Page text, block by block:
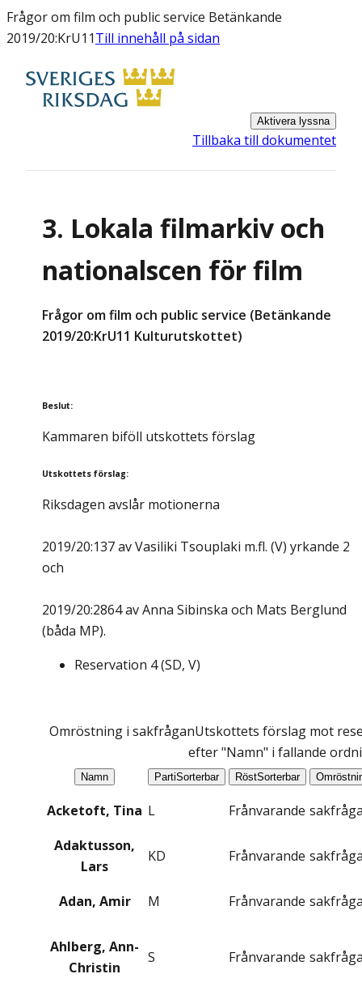
Frågor om film och public service Betänkande
2019/20:KrU11Till innehåll på sidan
Aktivera lyssna
Tillbaka till dokumentet
3. Lokala filmarkiv och
nationalscen för film
Frågor om film och public service (Betänkande
2019/20:KrU11 Kulturutskottet)
Beslut:
Kammaren biföll utskottets förslag
Utskottets förslag:
Riksdagen avslår motionerna
2019/20:137 av Vasiliki Tsouplaki m.fl. (V) yrkande 2
och
2019/20:2864 av Anna Sibinska och Mats Berglund
(båda MP).
Reservation 4(SD, V)
Omröstning i sakfråganUtskottets förslag mot
efter "Namn" i fallande
Namn PartiSorterbar RöstSorterbar
Acketoft, Tina L Frånvarande
Adaktusson,
Lars
KD Frånvarande
Adan, Amir M Frånvarande
Ahlberg, Ann-
Christin
S Frånvarande